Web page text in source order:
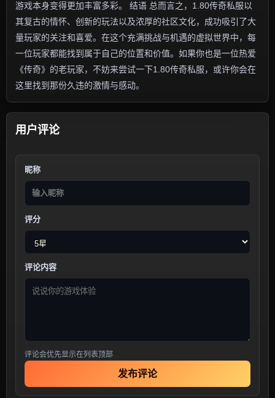
游戏本身变得更加丰富多彩。 结语 总而言之，1.80传奇私服以
其复古的情怀、创新的玩法以及浓厚的社区文化，成功吸引了大
量玩家的关注和喜爱。在这个充满挑战与机遇的虚拟世界中，每
一位玩家都能找到属于自己的位置和价值。如果你也是一位热爱
《传奇》的老玩家，不妨来尝试一下1.80传奇私服，或许你会在
这里找到那份久违的激情与感动。
用户评论
昵称
评分
评论内容
评论会优先显示在列表顶部
发布评论